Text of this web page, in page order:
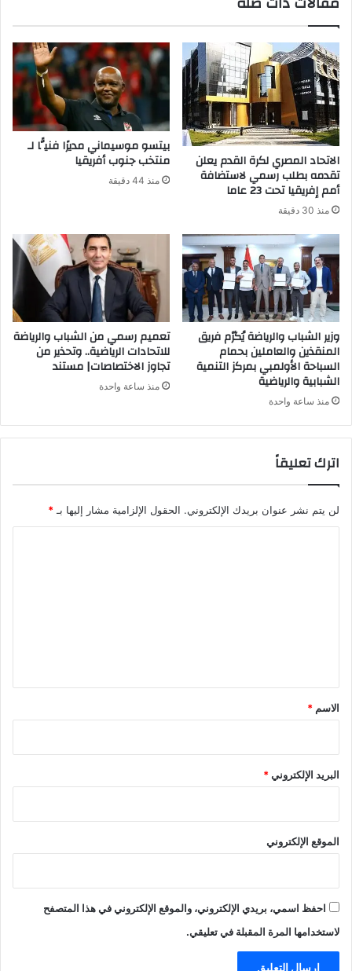
الاتحاد المصري لكرة القدم يعلن
تقدمه بطلب رسمي لاستضافة
أمم إفريقيا تحت 23 عاما
منذ 30 دقيقة
بيتسو موسيماني مديرًا فنيًّا لـ
منتخب جنوب أفريقيا
منذ 44 دقيقة
وزير الشباب والرياضة يُكرّم فريق
المنقذين والعاملين بحمام
السباحة الأولمبي بمركز التنمية
الشبابية والرياضية
منذ ساعة واحدة
تعميم رسمي من الشباب والرياضة
للاتحادات الرياضية.. وتحذير من
تجاوز الاختصاصات| مستند
منذ ساعة واحدة
اترك تعليقاً
لن يتم نشر عنوان بريدك الإلكتروني. الحقول الإلزامية مشار إليها بـ*
*
الاسم *
البريد الإلكتروني*
الموقع الإلكتروني
احفظ اسمي، بريدي الإلكتروني، والموقع الإلكتروني في هذا المتصفح
لاستخدامها المرة المقبلة في تعليقي.